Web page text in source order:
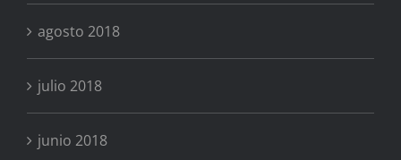
agosto 2018
julio 2018
junio 2018